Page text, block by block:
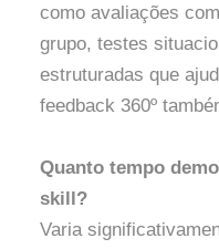
como avaliações
grupo, testes
estruturadas que
feedback 360º
Quanto tempo
skill?
Varia